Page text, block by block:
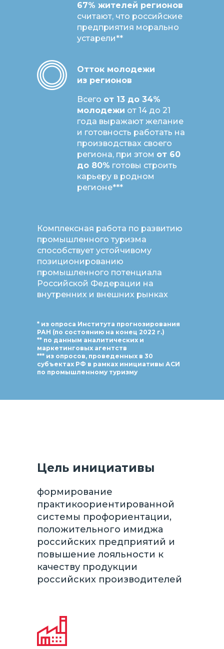
67% жителей регионов
считают, что российские
предприятия морально
устарели**
Отток молодежи
из регионов
Всего от 13 до 34%
молодежи от 14 до 21
года выражают желание
и готовность работать на
производствах своего
региона, при этом от 60
до 80% готовы строить
карьеру в родном
регионе***
* из опроса Института прогнозирования
РАН (по состоянию на конец 2022 г.)
** по данным аналитических и
маркетинговых агентств
*** из опросов, проведенных в 30
субъектах РФ в рамках инициативы АСИ
по промышленному туризму
Комплексная работа по развитию
промышленного туризма
способствует устойчивому
позиционированию
промышленного потенциала
Российской Федерации на
внутренних и внешних рынках
Цель инициативы
формирование
практикоориентированной
системы профориентации,
положительного имиджа
российских предприятий и
повышение лояльности к
качеству продукции
российских производителей